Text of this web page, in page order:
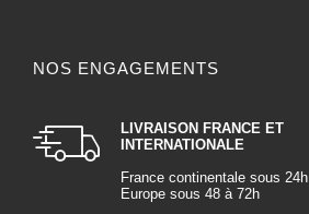
NOS ENGAGEMENTS
LIVRAISON FRANCE ET
INTERNATIONALE
France continentale sous 24h
Europe sous 48 à 72h